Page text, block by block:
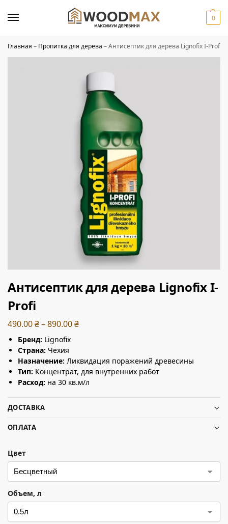
0
Главная – Пропитка для дерева –Антисептик для дерева Lignofix I-Profi
Антисептик для дерева Lignofix I-
Profi
490.00₴–890.00₴
Бренд: Lignofix
Страна: Чехия
Назначение: Ликвидация поражений древесины
Тип: Концентрат, для внутренних работ
Расход: на 30 кв.м/л
ДОСТАВКА
ОПЛАТА
Цвет
Объем, л